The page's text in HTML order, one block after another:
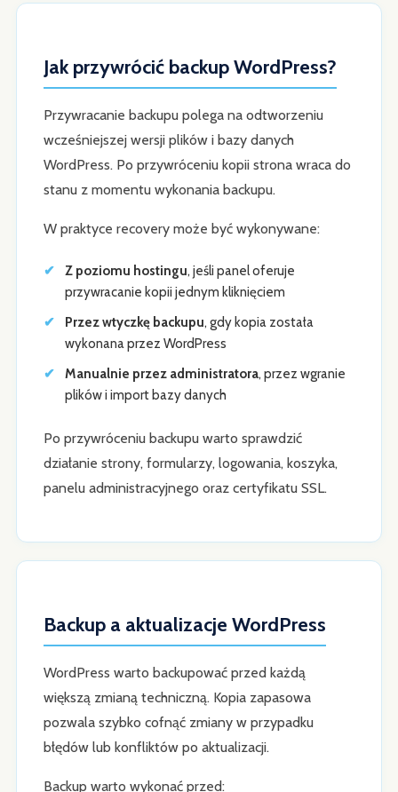
Jak przywrócić backup WordPress?
Przywracanie backupu polega na odtworzeniu
wcześniejszej wersji plików i bazy danych
WordPress. Po przywróceniu kopii strona wraca do
stanu z momentu wykonania backupu.
W praktyce recovery może być wykonywane:
Z poziomu hostingu, jeśli panel oferuje
przywracanie kopii jednym kliknięciem
Przez wtyczkę backupu, gdy kopia została
wykonana przez WordPress
Manualnie przez administratora, przez wgranie
plików i import bazy danych
Po przywróceniu backupu warto sprawdzić
działanie strony, formularzy, logowania, koszyka,
panelu administracyjnego oraz certyfikatu SSL.
Backup a aktualizacje WordPress
WordPress warto backupować przed każdą
większą zmianą techniczną. Kopia zapasowa
pozwala szybko cofnąć zmiany w przypadku
błędów lub konfliktów po aktualizacji.
Backup warto wykonać przed: